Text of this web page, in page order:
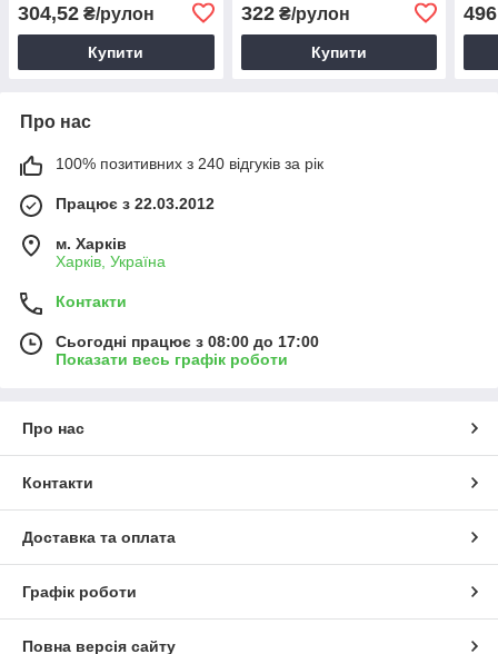
304,52 ₴/рулон
Купити
322₴/рулон
Купити
Про нас
100% позитивних з 240 відгуків за рік
Працює з 22.03.2012
м. Харків
Харків, Україна
Контакти
Сьогодні працює з 08:00 до 17:00
Показати весь графік роботи
Про нас
Контакти
Доставка та оплата
Графік роботи
Повна версія сайту